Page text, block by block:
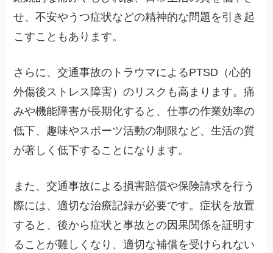
せ、不安やうつ症状などの精神的な問題を引き起
こすこともあります。
さらに、交通事故のトラウマによるPTSD（心的
外傷後ストレス障害）のリスクも高まります。痛
みや機能障害が長期化すると、仕事の作業効率の
低下、趣味やスポーツ活動の制限など、生活の質
が著しく低下することになります。
また、交通事故による損害賠償や保険請求を行う
際には、適切な治療記録が必要です。症状を放置
すると、後から症状と事故との因果関係を証明す
ることが難しくなり、適切な補償を受けられない